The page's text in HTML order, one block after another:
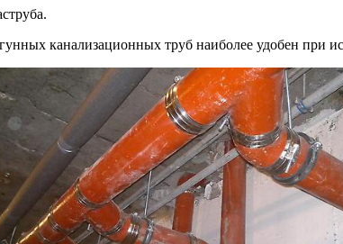
канализационных труб наиболее удобен при